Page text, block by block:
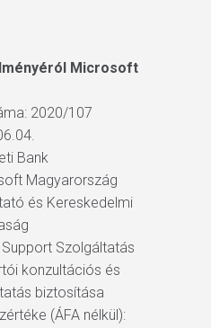
Microsoft
2020/107
Bank
Magyarország
és Kereskedelmi
Szolgáltatás
konzultációs és
biztosítása
(ÁFA nélkül):